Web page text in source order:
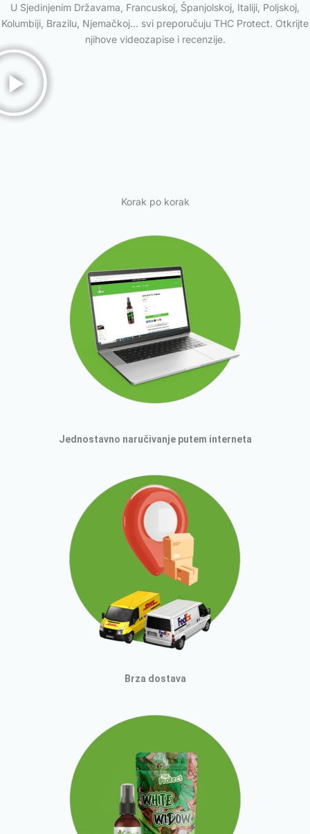
U Sjedinjenim Državama, Francuskoj, Španjolskoj, Italiji, Poljskoj,
Kolumbiji, Brazilu, Njemačkoj… svi preporučuju THC Protect. Otkrijte
njihove videozapise i recenzije.
Korak po korak
Jednostavno naručivanje putem interneta
Brza dostava